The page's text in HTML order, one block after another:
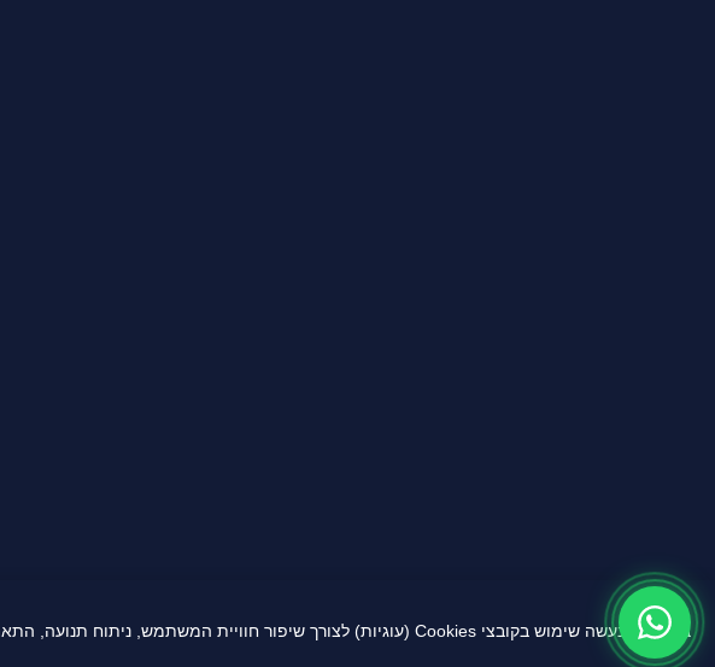
באתר זה נעשה שימוש בקובצי Cookies (עוגיות) לצורך שיפור חוויית המשתמש, ניתוח תנועה, התאמת תכנים ומודעות ממוקדות. המשך גלישתך מהווה הסכמה לשימוש זה בהתאם ל